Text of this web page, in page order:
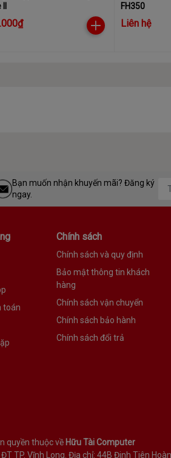
màu sắc sành điệu gợi lại cảm giác vô
FH350
Liên hệ
Bạn muốn nhận khuyến mãi? Đăng ký
ngay.
toán
Chính sách
Chính sách và quy định
Bảo mật thông tin khách
hàng
Chính sách vận chuyển
Chính sách bảo hành
Chính sách đổi trả
quyền thuộc về Hữu Tài Computer
TP. Vĩnh Long. Địa chỉ: 44B Đinh Tiên